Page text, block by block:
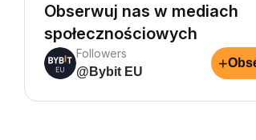
Obserwuj nas w mediach
społecznościowych
Followers
@Bybit EU
+